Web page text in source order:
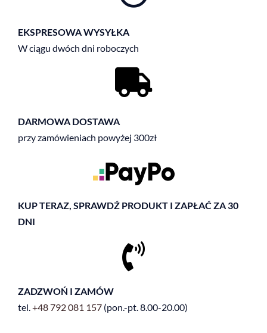
EKSPRESOWA WYSYŁKA
W ciągu dwóch dni roboczych
DARMOWA DOSTAWA
przy zamówieniach powyżej 300zł
KUP TERAZ, SPRAWDŹ PRODUKT I ZAPŁAĆ ZA 30
DNI
ZADZWOŃ I ZAMÓW
tel. +48792 081 157 (pon.-pt. 8.00-20.00)